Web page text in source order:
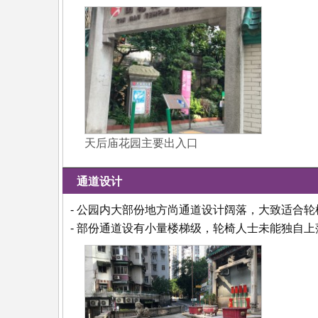
天后庙花园主要出入口
通道设计
- 公园内大部份地方尚通道设计阔落，大致适合轮
- 部份通道设有小量楼梯级，轮椅人士未能独自上